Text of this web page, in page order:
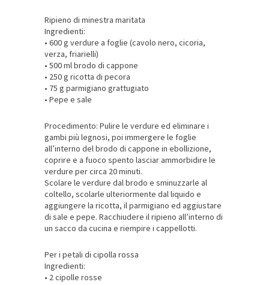
Ripieno di minestra maritata
Ingredienti:
• 600 g verdure a foglie (cavolo nero, cicoria,
verza, friarielli)
• 500 ml brodo di cappone
• 250 g ricotta di pecora
• 75 g parmigiano grattugiato
• Pepe e sale
Procedimento: Pulire le verdure ed eliminare i
gambi più legnosi, poi immergere le foglie
all’interno del brodo di cappone in ebollizione,
coprire e a fuoco spento lasciar ammorbidire le
verdure per circa 20 minuti.
Scolare le verdure dal brodo e sminuzzarle al
coltello, scolarle ulteriormente dal liquido e
aggiungere la ricotta, il parmigiano ed aggiustare
di sale e pepe. Racchiudere il ripieno all’interno di
un sacco da cucina e riempire i cappellotti.
Per i petali di cipolla rossa
Ingredienti:
• 2 cipolle rosse